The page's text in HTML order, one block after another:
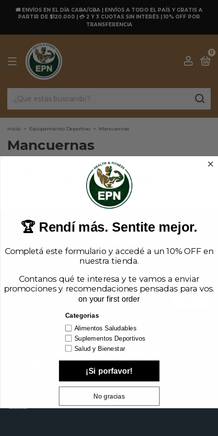
🚚 ENVÍOS EN EL DÍA CABA/GBA | ENVÍOS A TODO EL PAÍS Y GRATIS A
PARTIR DE $120.000 | 💳 2 Y 3 CUOTAS SIN INTERÉS | 10% OFF POR
TRANSFERENCIA
0
Inicio > Equipamiento Deportivo > Mancuernas
Mancuernas
No tenemos resultados para tu búsqueda. Por favor,
intentá con otros filtros.
NEWSLETTER
Medios de envío
🏆 Rendí más. Sentite mejor.
Completá este formulario y accedé a un 10% OFF en
nuestra tienda.
Contanos qué te interesa y te vamos a enviar
promociones y recomendaciones pensadas para vos.
on your first order
Categorias
Alimentos Saludables
Suplementos Deportivos
Salud y Bienestar
¡Si porfavor!
No gracias